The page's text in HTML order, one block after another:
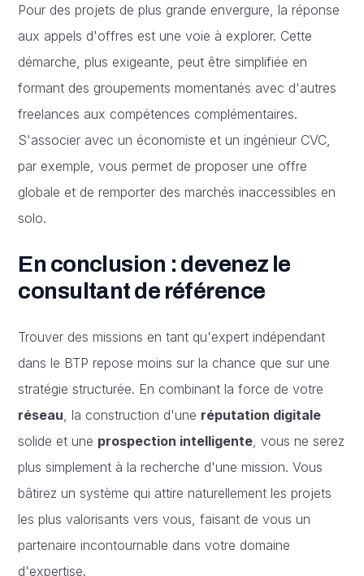
Pour des projets de plus grande envergure, la réponse
aux appels d'offres est une voie à explorer. Cette
démarche, plus exigeante, peut être simplifiée en
formant des groupements momentanés avec d'autres
freelances aux compétences complémentaires.
S'associer avec un économiste et un ingénieur CVC,
par exemple, vous permet de proposer une offre
globale et de remporter des marchés inaccessibles en
solo.
En conclusion : devenez le
consultant de référence
Trouver des missions en tant qu'expert indépendant
dans le BTP repose moins sur la chance que sur une
stratégie structurée. En combinant la force de votre
réseau , la construction d'une réputation digitale
solide et une prospection intelligente , vous ne serez
plus simplement à la recherche d'une mission. Vous
bâtirez un système qui attire naturellement les projets
les plus valorisants vers vous, faisant de vous un
partenaire incontournable dans votre domaine
d'expertise.